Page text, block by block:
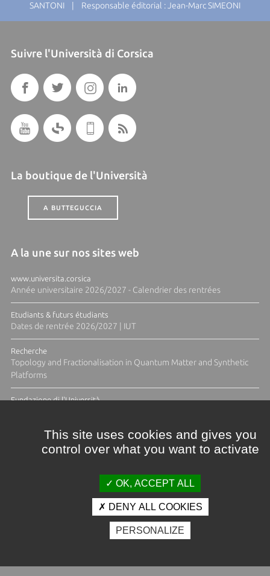
SANTONI | Responsable éditorial : Jean-Marc SIMEONI
Suivre l'Università di Corsica
La boutique de l'Università
A BUTTEGUCCIA
A la une sur nos sites web
www.universita.corsica
Année universitaire 2026/2027 - Calendrier des rentrées
Etudiants & futurs étudiants
Dates de rentrée 2026/2027 | IUT
Recherche
Topology and Fractionalisation in Quantum Matter and Synthetic
Platforms
Fundazione di l'Università
Crédits et mentions légales
Espace presse
Photothèque
This site uses cookies and gives you
control over what you want to activate
OK, ACCEPT ALL
DENY ALL COOKIES
PERSONALIZE